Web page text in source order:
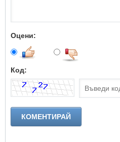
Оцени:
Код: